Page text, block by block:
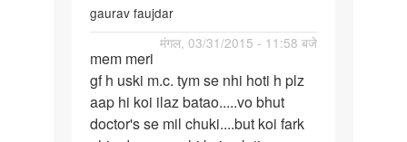
gaurav faujdar
मंगल, 03/31/2015 - 11:58 बजे
mem
meri
gf
h
mem meri
gf h uski m.c. tym se nhi hoti h plz
aap hi koi ilaz batao.....vo bhut
doctor's se mil chuki....but koi fark